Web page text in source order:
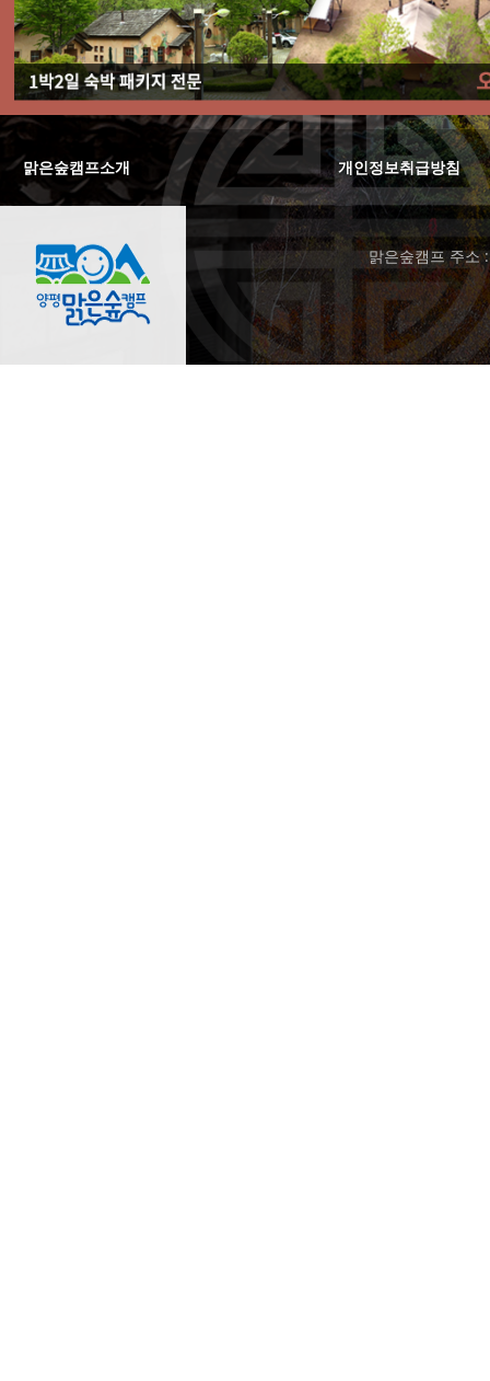
맑은숲캠프소개 | 개인정보취급방침
맑은숲캠프 주